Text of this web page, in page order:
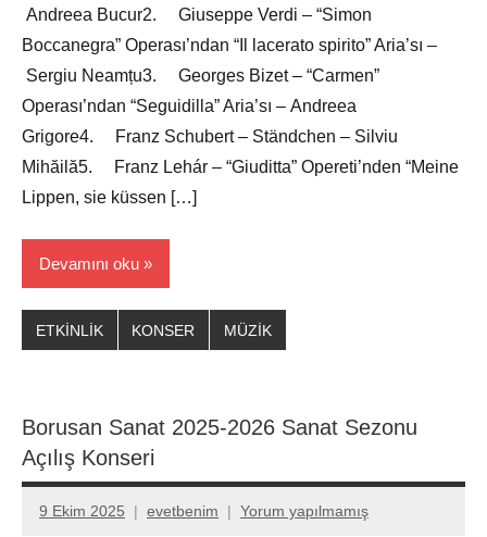
Andreea Bucur2. Giuseppe Verdi – “Simon
Boccanegra” Operası’ndan “Il lacerato spirito” Aria’sı –
Sergiu Neamțu3. Georges Bizet – “Carmen”
Operası’ndan “Seguidilla” Aria’sı – Andreea
Grigore4. Franz Schubert – Ständchen – Silviu
Mihăilă5. Franz Lehár – “Giuditta” Opereti’nden “Meine
Lippen, sie küssen […]
Devamını oku
ETKİNLİK KONSER MÜZİK
Borusan Sanat 2025-2026 Sanat Sezonu
Açılış Konseri
9 Ekim 2025 evetbenim Yorum yapılmamış